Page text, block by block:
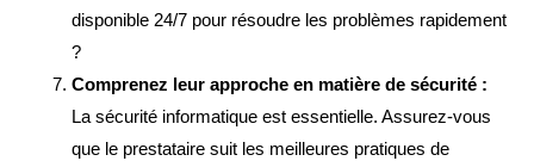
disponible 24/7 pour résoudre les problèmes rapidement
?
Comprenez leur approche en matière de sécurité :
La sécurité informatique est essentielle. Assurez-vous
que le prestataire suit les meilleures pratiques de